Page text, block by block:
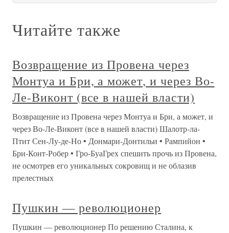
Читайте также
Возвращение из Провена через
Монтуа и Бри, а может, и через Во-
Ле-Виконт (все в нашей власти)
Возвращение из Провена через Монтуа и Бри, а может, и
через Во-Ле-Виконт (все в нашей власти) Шалотр-ла-
Птит Сен-Лу-де-Но • Донмари-Донтильи • Рампийон •
Бри-Конт-Робер • Гро-БуаГрех спешить прочь из Провена,
не осмотрев его уникальных сокровищ и не облазив
прелестных
Пушкин — революционер
Пушкин — революционер По решению Сталина, к